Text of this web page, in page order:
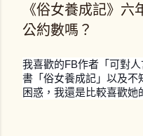
《俗女養成記》
公約數嗎？
我喜歡的FB作者「可對
書「俗女養成記」以及不
困惑，我還是比較喜歡她